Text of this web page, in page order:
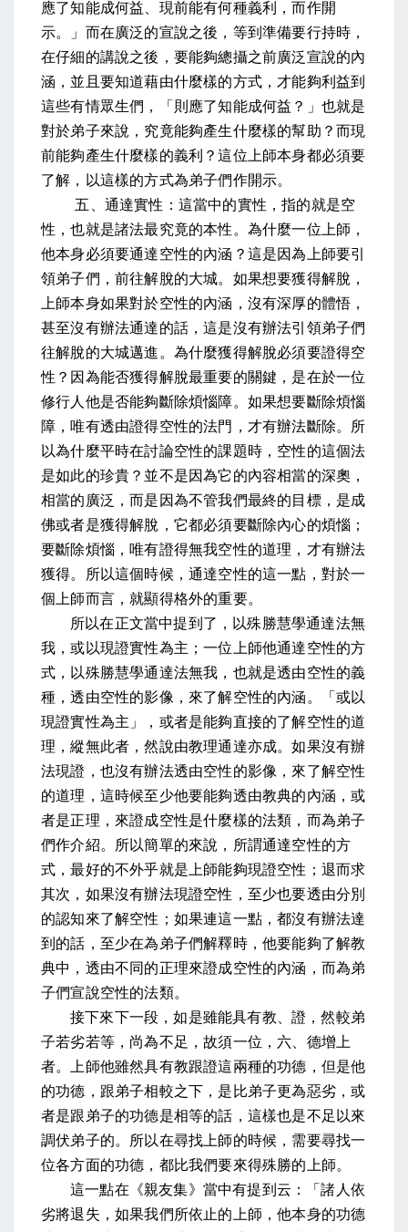
應了知能成何益、現前能有何種義利，而作開
示。
」而在廣泛的宣說之後，等到準備要行持時，
在仔細的講說之後，要能夠總攝之前廣泛宣說的內
涵，並且要知道藉由什麼樣的方式，才能夠利益到
這些有情眾生們，「則應了知能成何益？」也就是
對於弟子來說，究竟能夠產生什麼樣的幫助？而現
前能夠產生什麼樣的義利？這位上師本身都必須要
了解，以這樣的方式為弟子們作開示。
五、 通達實性 ：這當中的實性，指的就是空
性，也就是諸法最究竟的本性。為什麼一位上師，
他本身必須要通達空性的內涵？這是因為上師要引
領弟子們，前往解脫的大城。如果想要獲得解脫，
上師本身如果對於空性的內涵，沒有深厚的體悟，
甚至沒有辦法通達的話，這是沒有辦法引領弟子們
往解脫的大城邁進。為什麼獲得解脫必須要證得空
性？因為能否獲得解脫最重要的關鍵，是在於一位
修行人他是否能夠斷除煩惱障。如果想要斷除煩惱
障，唯有透由證得空性的法門，才有辦法斷除。所
以為什麼平時在討論空性的課題時，空性的這個法
是如此的珍貴？並不是因為它的內容相當的深奧，
相當的廣泛，而是因為不管我們最終的目標，是成
佛或者是獲得解脫，它都必須要斷除內心的煩惱；
要斷除煩惱，唯有證得無我空性的道理，才有辦法
獲得。所以這個時候，通達空性的這一點，對於一
個上師而言，就顯得格外的重要。
所以在正文當中提到了， 以殊勝慧學通達法無
我，或以現證實性為主 ；一位上師他通達空性的方
式，以殊勝慧學通達法無我，也就是透由空性的義
種，透由空性的影像，來了解空性的內涵。「或以
現證實性為主」，或者是能夠直接的了解空性的道
理，縱無此者，然說由教理通達亦成。如果沒有辦
法現證，也沒有辦法透由空性的影像，來了解空性
的道理，這時候至少他要能夠透由教典的內涵，或
者是正理，來證成空性是什麼樣的法類，而為弟子
們作介紹。所以簡單的來說，所謂通達空性的方
式，最好的不外乎就是上師能夠現證空性；退而求
其次，如果沒有辦法現證空性，至少也要透由分別
的認知來了解空性；如果連這一點，都沒有辦法達
到的話，至少在為弟子們解釋時，他要能夠了解教
典中，透由不同的正理來證成空性的內涵，而為弟
子們宣說空性的法類。
接下來下一段，如是雖能具有教、證，然較弟
子若劣若等，尚為不足，故須一位， 六、 德增上
者。上師他雖然具有教跟證這兩種的功德，但是他
的功德，跟弟子相較之下，是比弟子更為惡劣，或
者是跟弟子的功德是相等的話，這樣也是不足以來
調伏弟子的。所以在尋找上師的時候，需要尋找一
位各方面的功德，都比我們要來得殊勝的上師。
這一點在 《親友集》 當中有提到 云：「諸人依
劣將退失 ，如果我們所依止的上師，他本身的功德